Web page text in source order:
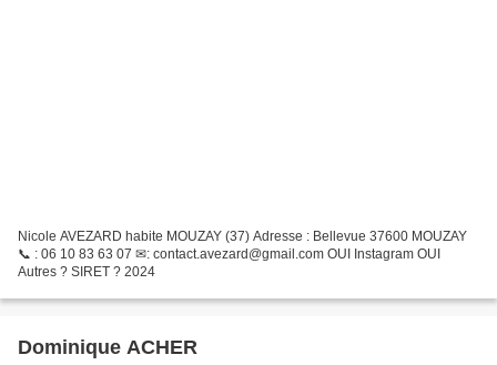
Nicole AVEZARD habite MOUZAY (37) Adresse : Bellevue 37600 MOUZAY
📞 : 06 10 83 63 07 ✉: contact.avezard@gmail.com OUI Instagram OUI
Autres ? SIRET ? 2024
Dominique ACHER